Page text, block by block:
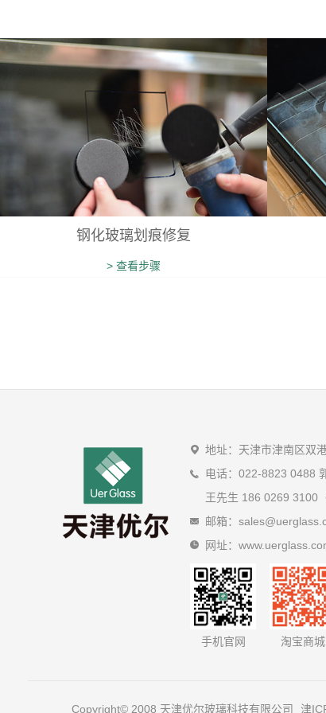
钢化玻璃划痕修复
> 查看步骤
地址：天津市津南区双
电话：022-8823 0488
王先生 186 0269 3100
邮箱：
网址：
手机官网 淘宝商城
Copyright© 2008 天津优尔玻璃科技有限公司 津